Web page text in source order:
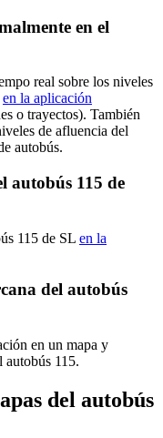
en el
real sobre los niveles
en la aplicación
o trayectos). También
de afluencia del
autobús.
autobús 115 de
115 de SL en la
del autobús
en un mapa y
autobús 115.
del autobús